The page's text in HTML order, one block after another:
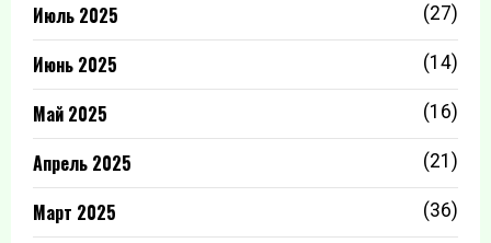
Июль 2025 (27)
Июнь 2025 (14)
Май 2025 (16)
Апрель 2025 (21)
Март 2025 (36)